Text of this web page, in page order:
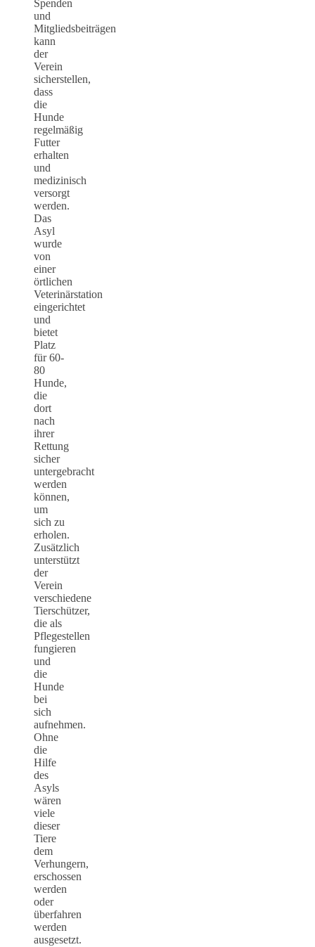
Spenden
und
Mitgliedsbeiträgen
kann
der
Verein
sicherstellen,
dass
die
Hunde
regelmäßig
Futter
erhalten
und
medizinisch
versorgt
werden.
Das
Asyl
wurde
von
einer
örtlichen
Veterinärstation
eingerichtet
und
bietet
Platz
für 60-
80
Hunde,
die
dort
nach
ihrer
Rettung
sicher
untergebracht
werden
können,
um
sich zu
erholen.
Zusätzlich
unterstützt
der
Verein
verschiedene
Tierschützer,
die als
Pflegestellen
fungieren
und
die
Hunde
bei
sich
aufnehmen.
Ohne
die
Hilfe
des
Asyls
wären
viele
dieser
Tiere
dem
Verhungern,
erschossen
werden
oder
überfahren
werden
ausgesetzt.